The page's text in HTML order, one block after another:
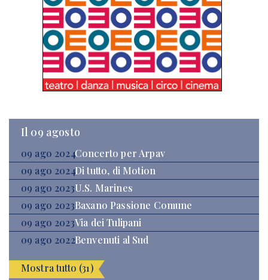
Il 09 agosto
09 ago 2024Concerto per Arpav
09 ago 2024Di tutto, di Motion
09 ago 2023U.S. Marines
09 ago 2023Baxano Passione Comune
09 ago 2023Via dei Tulipani
09 ago 2022Benvenuti al Sud
Mostra tutto (31)